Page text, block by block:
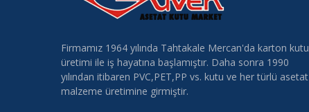
Firmamız 1964 yılında Tahtakale Mercan'da karton kutu
üretimi ile iş hayatına başlamıştır. Daha sonra 1990
yılından itibaren PVC,PET,PP vs. kutu ve her türlü asetat
malzeme üretimine girmiştir.